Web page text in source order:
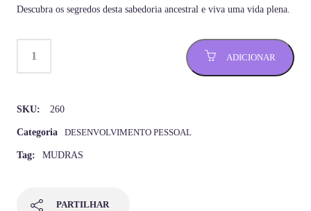
Descubra os segredos desta sabedoria ancestral e viva uma vida plena.
ADICIONAR
SKU: 260
Categoria DESENVOLVIMENTO PESSOAL
Tag: MUDRAS
PARTILHAR